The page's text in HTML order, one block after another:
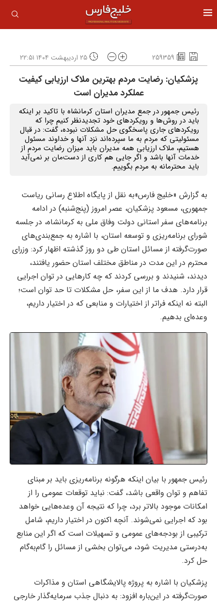
259359 ۲۵ اردیبهشت ۱۴۰۴ ۲۲:۵۱
پزشکیان: رضایت مردم بهترین ملاک ارزیابی کیفیت
عملکرد مدیران است
رئیس جمهور در جمع مدیران استان کرمانشاه با تاکید بر اینکه
باید در روش‌ها و رویکردهای خود تجدیدنظر کنیم چرا که
رویکردهای جاری پاسخگوی حل مشکلات نبوده، گفت: در قبال
مسئولیتی که مردم به ما سپرده‌اند نزد آنها و خداوند مسئول
هستیم، ملاک ارزیابی همه مدیران باید میزان رضایت مردم از
خدمات آنها باشد و اگر جایی هم کاری از دست‌مان بر نمی‌آید
باید محترمانه به مردم بگوییم.
به گزارش «خلیج فارس»به نقل از پایگاه اطلاع رسانی ریاست
جمهوری، مسعود پزشکیان، عصر امروز (پنج‌شنبه) در ادامه
برنامه‌های سفر استانی دولت وفاق ملی به کرمانشاه، در جلسه
شورای برنامه‌ریزی و توسعه استان، با اشاره به جمع‌بندی‌های
صورت‌گرفته از مسائل استان طی دو روز گذشته اظهار کرد: وزرای
محترم در این مدت در مناطق مختلف استان حضور یافتند،
دیدند، شنیدند و بررسی کردند که چه کارهایی در توان اجرایی
قرار دارد. هدف ما از این سفر، حل مشکلات تا حد توان است؛
البته نه اینکه فراتر از اختیارات و منابعی که در اختیار داریم،
وعده‌ای بدهیم.
رئیس جمهور با بیان اینکه هرگونه برنامه‌ریزی باید بر مبنای
تفاهم و توان واقعی باشد، گفت: نباید توقعات عمومی را از
امکانات موجود بالاتر برد، چرا که نتیجه آن وعده‌هایی خواهد
بود که اجرایی نمی‌شوند. آنچه اکنون در اختیار داریم، شامل
ترکیبی از بودجه‌های عمومی و تسهیلات است که اگر این منابع
به‌درستی مدیریت شود، می‌توان بخشی از مسائل را گام‌به‌گام
حل کرد.
پزشکیان با اشاره به پروژه پالایشگاهی استان و مذاکرات
صورت‌گرفته در این‌باره افزود: به دنبال جذب سرمایه‌گذار خارجی